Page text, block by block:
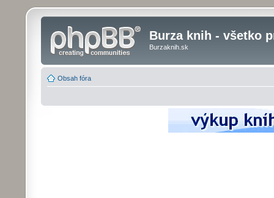
Burza knih - všetko
Burzaknih.sk
Obsah fóra